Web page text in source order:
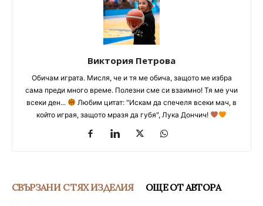
Виктория Петрова
Обичам играта. Мисля, че и тя ме обича, защото ме избра
сама преди много време. Полезни сме си взаимно! Тя ме учи
всеки ден...
Любим цитат: "Искам да спечеля всеки мач, в
който играя, защото мразя да губя", Лука Дончич!
СВЪРЗАНИ С ТЯХ ИЗДЕЛИЯ ОЩЕ ОТ АВТОРА